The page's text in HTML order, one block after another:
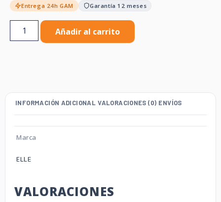
Entrega 24h GAM Garantía 12 meses
Añadir al carrito
INFORMACIÓN ADICIONAL VALORACIONES (0) ENVÍOS
Marca
ELLE
VALORACIONES